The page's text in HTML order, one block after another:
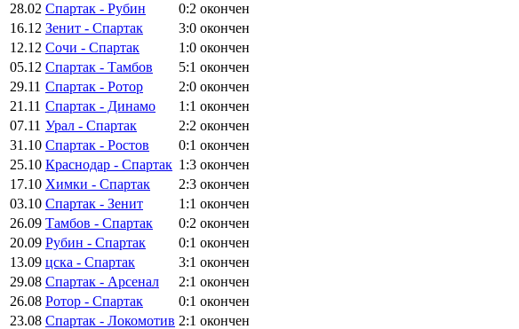
28.02 Спартак - Рубин 0:2 окончен
16.12 Зенит - Спартак 3:0 окончен
12.12 Сочи - Спартак 1:0 окончен
05.12 Спартак - Тамбов 5:1 окончен
29.11 Спартак - Ротор 2:0 окончен
21.11 Спартак - Динамо 1:1 окончен
07.11 Урал - Спартак 2:2 окончен
31.10 Спартак - Ростов 0:1 окончен
25.10 Краснодар - Спартак 1:3 окончен
17.10 Химки - Спартак 2:3 окончен
03.10 Спартак - Зенит 1:1 окончен
26.09 Тамбов - Спартак 0:2 окончен
20.09 Рубин - Спартак 0:1 окончен
13.09 цска - Спартак 3:1 окончен
29.08 Спартак - Арсенал 2:1 окончен
26.08 Ротор - Спартак 0:1 окончен
23.08 Спартак - Локомотив 2:1 окончен